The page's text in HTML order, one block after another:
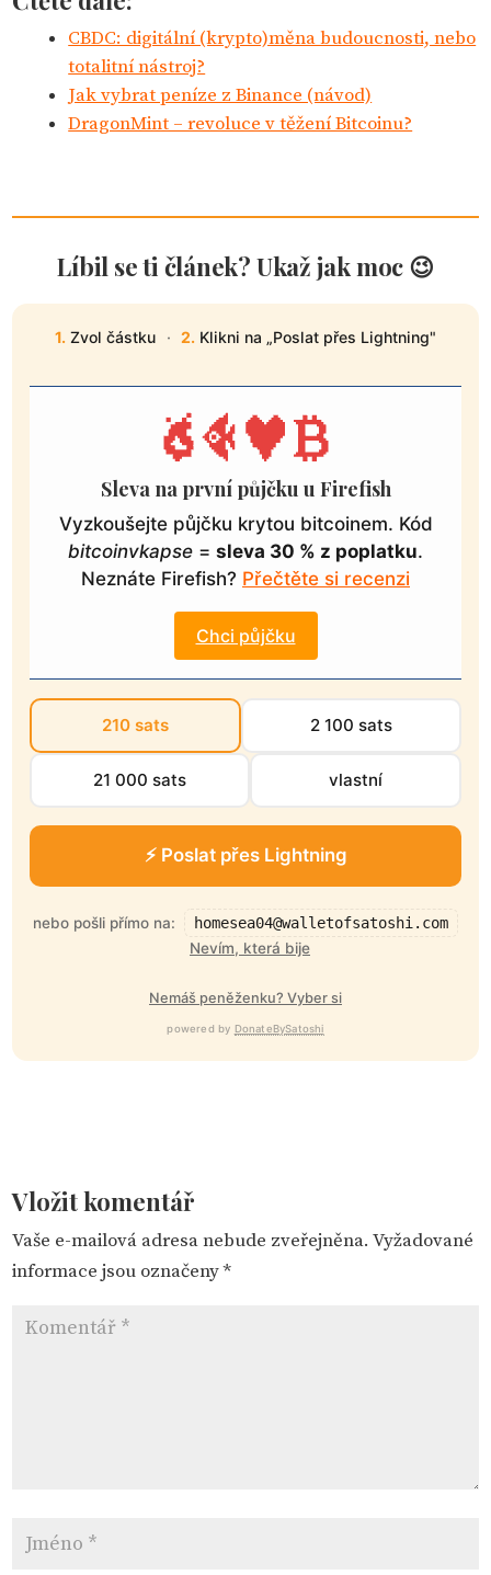
CBDC: digitální (krypto)měna budoucnosti, nebo
totalitní nástroj?
Jak vybrat peníze z Binance (návod)
DragonMint – revoluce v těžení Bitcoinu?
Líbil se ti článek? Ukaž jak moc 😉
1.Zvol částku · 2. Klikni na „Poslat přes Lightning"
Sleva na první půjčku u Firefish
Vyzkoušejte půjčku krytou bitcoinem. Kód
bitcoinvkapse = sleva 30 % z poplatku.
Neznáte Firefish? Přečtěte si recenzi
Chci půjčku
210 sats 2 100 sats
21 000 sats vlastní
⚡ Poslat přes Lightning
nebo pošli přímo na:
homesea04@walletofsatoshi.com
Nevím, která bije
Nemáš peněženku? Vyber si
powered by DonateBySatoshi
Vložit komentář
Vaše e-mailová adresa nebude zveřejněna. Vyžadované
informace jsou označeny*